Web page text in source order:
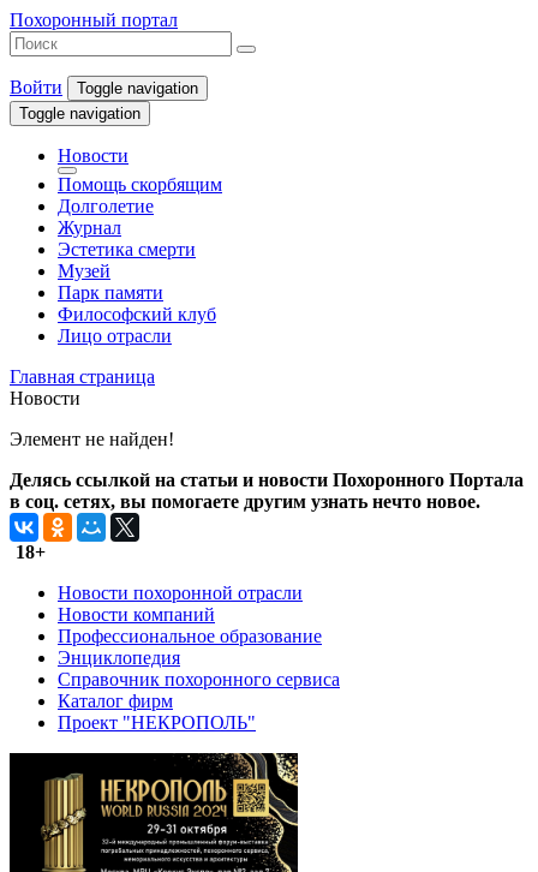
Похоронный портал
Войти
Toggle navigation
Toggle navigation
Новости
Помощь скорбящим
Долголетие
Журнал
Эстетика смерти
Музей
Парк памяти
Философский клуб
Лицо отрасли
Главная страница
Новости
Элемент не найден!
Делясь ссылкой на статьи и новости Похоронного Портала
в соц. сетях, вы помогаете другим узнать нечто новое.
18+
Новости похоронной отрасли
Новости компаний
Профессиональное образование
Энциклопедия
Справочник похоронного сервиса
Каталог фирм
Проект "НЕКРОПОЛЬ"